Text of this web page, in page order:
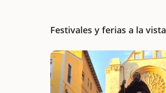
Festivales y ferias a la vista